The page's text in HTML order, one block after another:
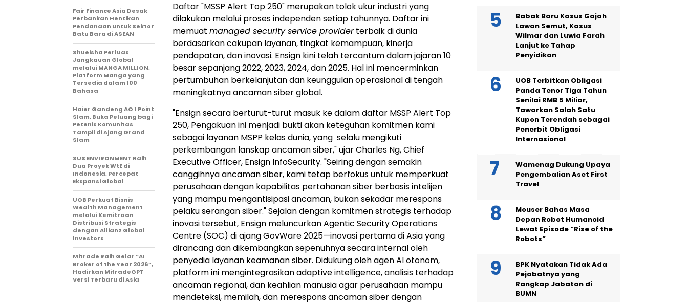
Daftar "MSSP Alert Top 250" merupakan tolok ukur industri yang
dilakukan melalui proses independen setiap tahunnya. Daftar ini
memuat managed security service providerterbaik di dunia
berdasarkan cakupan layanan, tingkat kemampuan, kinerja
pendapatan, dan inovasi. Ensign kini telah tercantum dalam jajaran 10
besar sepanjang 2022, 2023, 2024, dan 2025. Hal ini mencerminkan
pertumbuhan berkelanjutan dan keunggulan operasional di tengah
meningkatnya ancaman siber global.
"Ensign secara berturut-turut masuk ke dalam daftar MSSP Alert Top
250, Pengakuan ini menjadi bukti akan keteguhan komitmen kami
sebagai layanan MSPP kelas dunia, yang selalu mengikuti
perkembangan lanskap ancaman siber," ujarCharles Ng, Chief
Executive Officer, Ensign InfoSecurity. "Seiring dengan semakin
canggihnya ancaman siber, kami tetap berfokus untuk memperkuat
perusahaan dengan kapabilitas pertahanan siber berbasis intelijen
yang mampu mengantisipasi ancaman, bukan sekadar merespons
pelaku serangan siber." Sejalan dengan komitmen strategis terhadap
inovasi tersebut, Ensign meluncurkan Agentic Security Operations
Centre (SOC) di ajang GovWare 2025—inovasi pertama diAsiayang
dirancang dan dikembangkan sepenuhnya secara internal oleh
penyedia layanan keamanan siber. Didukung oleh agen AI otonom,
platform ini mengintegrasikan adaptive intelligence, analisis terhadap
ancaman regional, dan keahlian manusia agar perusahaan mampu
mendeteksi, memilah, dan merespons ancaman siber dengan
Fair Finance Asia Desak
Perbankan Hentikan
Pendanaan untuk Sektor
Batu Bara di ASEAN
Shueisha Perluas
Jangkauan Global
melalui MANGA MILLION,
Platform Manga yang
Tersedia dalam 100
Bahasa
Haier Gandeng AO 1 Point
Slam, Buka Peluang bagi
Petenis Komunitas
Tampil di Ajang Grand
Slam
SUS ENVIRONMENT Raih
Dua Proyek WtE di
Indonesia, Percepat
Ekspansi Global
UOB Perkuat Bisnis
Wealth Management
melalui Kemitraan
Distribusi Strategis
dengan Allianz Global
Investors
Mitrade Raih Gelar “AI
Broker of the Year 2026”,
Hadirkan MitradeGPT
Versi Terbaru di Asia
Babak Baru Kasus Gajah
Lawan Semut, Kasus
Wilmar dan Luwia Farah
Lanjut ke Tahap
Penyidikan
UOB Terbitkan Obligasi
Panda Tenor Tiga Tahun
Senilai RMB 5 Miliar,
Tawarkan Salah Satu
Kupon Terendah sebagai
Penerbit Obligasi
Internasional
Wamenag Dukung Upaya
Pengembalian Aset First
Travel
Mouser Bahas Masa
Depan Robot Humanoid
Lewat Episode “Rise of the
Robots”
BPK Nyatakan Tidak Ada
Pejabatnya yang
Rangkap Jabatan di
BUMN